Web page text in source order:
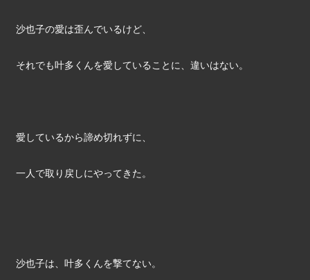
沙也子の愛は歪んでいるけど、
それでも叶多くんを愛していることに、違いはない。
愛しているから諦め切れずに、
一人で取り戻しにやってきた。
沙也子は、叶多くんを撃てない。